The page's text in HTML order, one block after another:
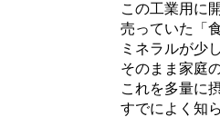
この工業用に開
売っていた「食
ミネラルが少し
そのまま家庭の
これを多量に摂
すでによく知ら